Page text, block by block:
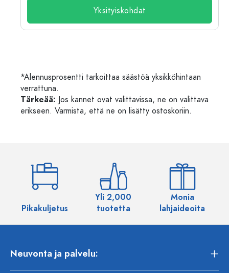
Yksityiskohdat
*Alennusprosentti tarkoittaa säästöä yksikköhintaan
verrattuna.
Tärkeää: Jos kannet ovat valittavissa, ne on valittava
erikseen. Varmista, että ne on lisätty ostoskoriin.
Pikakuljetus
Yli 2,000
tuotetta
Monia
lahjaideoita
Neuvonta ja palvelu: